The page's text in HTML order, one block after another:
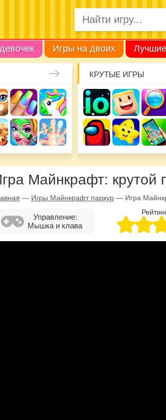
Игры на двоих
КРУТЫЕ ИГРЫ
Майнкрафт: крутой
— Игры Майнкрафт паркур — Игра
Управление:
Мышка и клава